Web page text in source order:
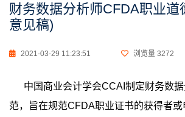
财务数据分析师CFDA职业道
意见稿)
2021-03-29 11:23:51 浏览量 3272
中国商业会计学会CCAI制定财务数据
范，旨在规范CFDA职业证书的获得者